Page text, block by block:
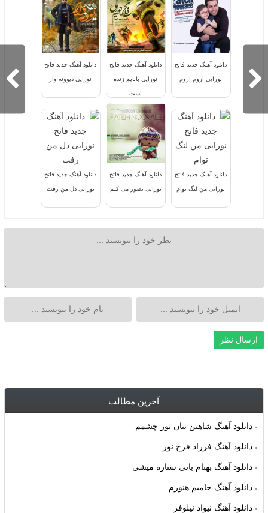
دانلود آهنگ جدید فاتح
نورایی آروم آروم
دانلود آهنگ جدید فاتح
نورایی بابایم زنده
است
دانلود آهنگ جدید فاتح
نورایی دیوونه وار
دانلود آهنگ جدید فاتح
نورایی من لنگ توام
دانلود آهنگ جدید فاتح
نورایی تصور می کنم
دانلود آهنگ جدید فاتح
نورایی دل من رفت
آخرین مطالب
دانلود آهنگ شاهین بنان نور چشمم
دانلود آهنگ فرزاد فرخ نور
دانلود آهنگ بهنام بانی ستاره میشی
دانلود آهنگ حامیم هنوزم
دانلود آهنگ نیواد نیلوفر